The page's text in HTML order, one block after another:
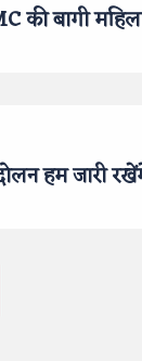
की बागी
हम जारी